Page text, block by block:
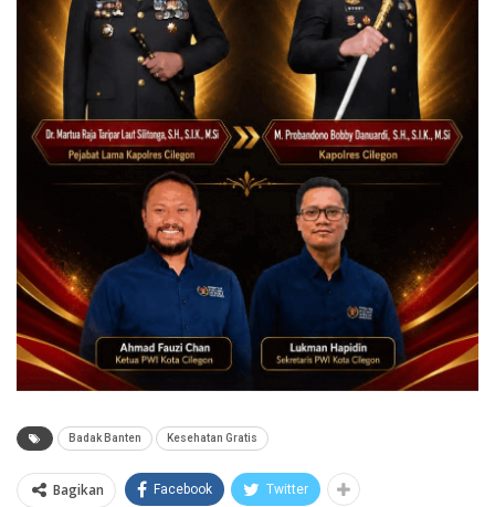
Badak Banten Kesehatan Gratis
Bagikan Facebook Twitter